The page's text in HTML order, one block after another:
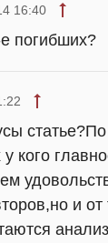
16:40
погибших?
кого
и